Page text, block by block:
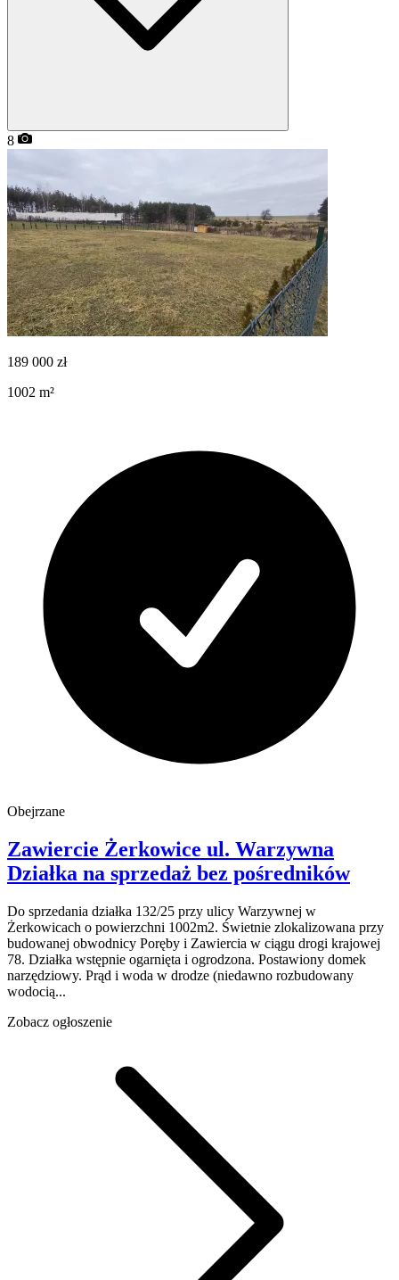
8
189 000 zł
1002 m²
Obejrzane
Zawiercie Żerkowice ul. Warzywna
Działka na sprzedaż bez pośredników
Do sprzedania działka 132/25 przy ulicy Warzywnej w
Żerkowicach o powierzchni 1002m2. Świetnie zlokalizowana przy
budowanej obwodnicy Poręby i Zawiercia w ciągu drogi krajowej
78. Działka wstępnie ogarnięta i ogrodzona. Postawiony domek
narzędziowy. Prąd i woda w drodze (niedawno rozbudowany
wodocią...
Zobacz ogłoszenie